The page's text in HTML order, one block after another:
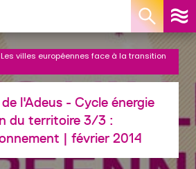
Les villes européennes face à la transition
l'Adeus - Cycle énergie
du territoire 3/3 :
| février 2014
cookies